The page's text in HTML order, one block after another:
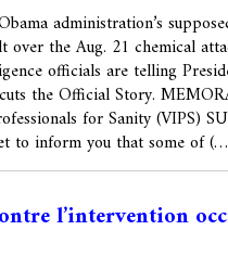
administration’s
over the Aug. 21 chemical
officials are telling
the Official Story.
for Sanity (VIPS)
to inform you that some of
l’intervention